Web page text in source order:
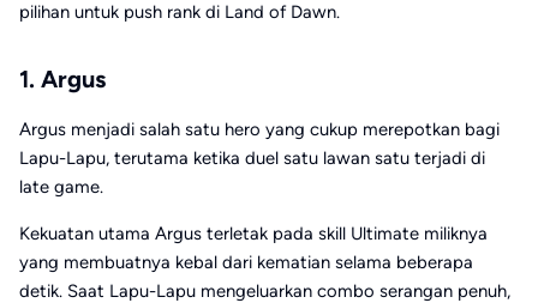
pilihan untuk push rank di Land of Dawn.
1. Argus
Argus menjadi salah satu hero yang cukup merepotkan bagi
Lapu-Lapu, terutama ketika duel satu lawan satu terjadi di
late game.
Kekuatan utama Argus terletak pada skill Ultimate miliknya
yang membuatnya kebal dari kematian selama beberapa
detik. Saat Lapu-Lapu mengeluarkan combo serangan penuh,